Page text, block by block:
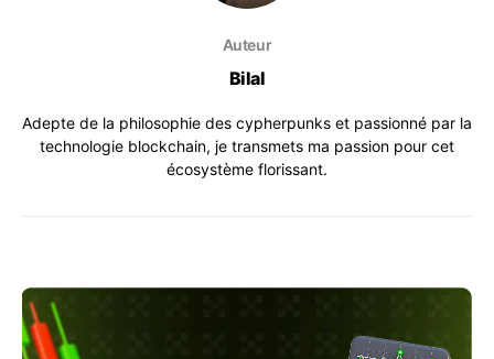
Auteur
Bilal
Adepte de la philosophie des cypherpunks et passionné par la
technologie blockchain, je transmets ma passion pour cet
écosystème florissant.